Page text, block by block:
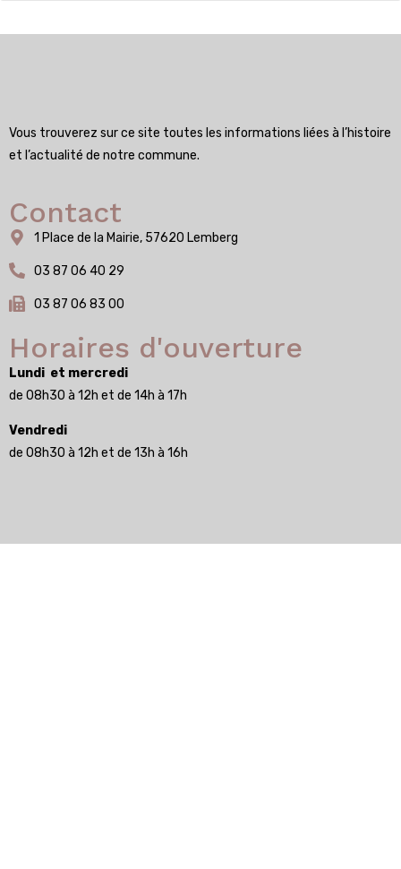
Vous trouverez sur ce site toutes les informations liées à l’histoire
et l’actualité de notre commune.
Contact
1 Place de la Mairie, 57620 Lemberg
03 87 06 40 29
03 87 06 83 00
Horaires d'ouverture
Lundi et mercredi
de 08h30 à 12h et de 14h à 17h
Vendredi
de 08h30 à 12h et de 13h à 16h